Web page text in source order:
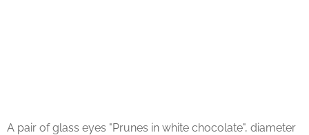
A pair of glass eyes "Prunes in white chocolate", diameter